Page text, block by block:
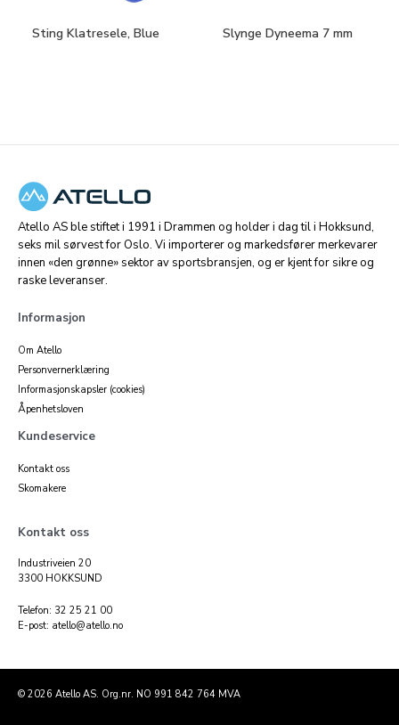
Sting Klatresele, Blue Slynge Dyneema 7 mm
Atello AS ble stiftet i 1991 i Drammen og holder i dag til i Hokksund,
seks mil sørvest for Oslo. Vi importerer og markedsfører merkevarer
innen «den grønne» sektor av sportsbransjen, og er kjent for sikre og
raske leveranser.
Informasjon
Om Atello
Personvernerklæring
Informasjonskapsler (cookies)
Åpenhetsloven
Kundeservice
Kontakt oss
Skomakere
Kontakt oss
Industriveien 20
3300 HOKKSUND
Telefon: 32 25 21 00
E-post: atello@atello.no
© 2026 Atello AS. Org.nr. NO 991 842 764 MVA